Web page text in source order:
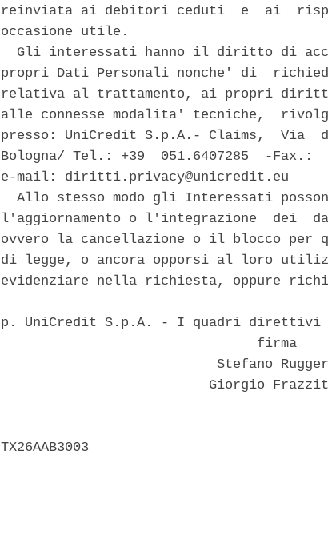
reinviata ai debitori ceduti  e  ai
occasione utile.
Gli interessati hanno il diritto di
propri Dati Personali nonche' di
relativa al trattamento, ai propri
alle connesse modalita' tecniche,
presso: UniCredit S.p.A.- Claims,  Via
Bologna/ Tel.: +39  051.6407285  -Fax.:
e-mail: diritti.privacy@unicredit.eu
Allo stesso modo gli Interessati
l'aggiornamento o l'integrazione  dei
ovvero la cancellazione o il blocco
di legge, o ancora opporsi al loro
evidenziare nella richiesta, oppure
p. UniCredit S.p.A. - I quadri
                                firma
Stefano
Giorgio